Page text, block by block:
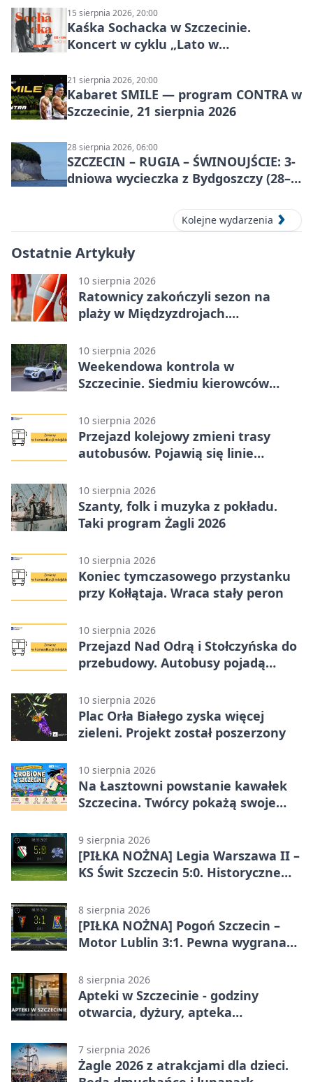
15 sierpnia 2026, 20:00
Kaśka Sochacka w Szczecinie.
Koncert w cyklu „Lato w
21 sierpnia 2026, 20:00
Kabaret SMILE — program CONTRA w
Szczecinie, 21 sierpnia 2026
28 sierpnia 2026, 06:00
SZCZECIN – RUGIA – ŚWINOUJŚCIE: 3-
dniowa wycieczka z Bydgoszczy (28–
Kolejne wydarzenia
Ostatnie Artykuły
10 sierpnia 2026
Ratownicy zakończyli sezon na
plaży w Międzyzdrojach.
10 sierpnia 2026
Weekendowa kontrola w
Szczecinie. Siedmiu kierowców
10 sierpnia 2026
Przejazd kolejowy zmieni trasy
autobusów. Pojawią się linie
10 sierpnia 2026
Szanty, folk i muzyka z pokładu.
Taki program Żagli 2026
10 sierpnia 2026
Koniec tymczasowego przystanku
przy Kołłątaja. Wraca stały peron
10 sierpnia 2026
Przejazd Nad Odrą i Stołczyńska do
przebudowy. Autobusy pojadą
10 sierpnia 2026
Plac Orła Białego zyska więcej
zieleni. Projekt został poszerzony
10 sierpnia 2026
Na Łasztowni powstanie kawałek
Szczecina. Twórcy pokażą swoje
9 sierpnia 2026
[PIŁKA NOŻNA] Legia Warszawa II –
KS Świt Szczecin 5:0. Historyczne
lidze
8 sierpnia 2026
[PIŁKA NOŻNA] Pogoń Szczecin –
Motor Lublin 3:1. Pewna wygrana
8 sierpnia 2026
Apteki w Szczecinie - godziny
otwarcia, dyżury, apteka
7 sierpnia 2026
Żagle 2026 z atrakcjami dla dzieci.